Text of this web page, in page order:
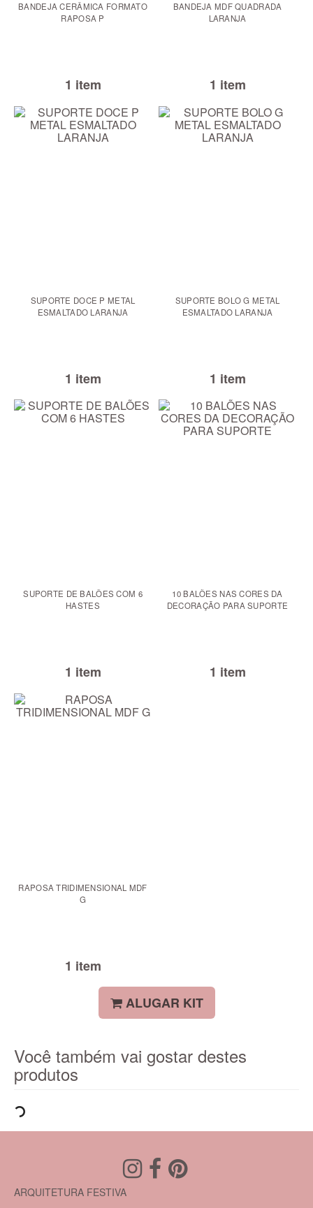
BANDEJA CERÂMICA FORMATO
RAPOSA P
1 item
BANDEJA MDF QUADRADA
LARANJA
1 item
SUPORTE DOCE P METAL
ESMALTADO LARANJA
1 item
SUPORTE BOLO G METAL
ESMALTADO LARANJA
1 item
SUPORTE DE BALÕES COM 6
HASTES
1 item
10 BALÕES NAS CORES DA
DECORAÇÃO PARA SUPORTE
1 item
RAPOSA TRIDIMENSIONAL MDF
G
1 item
ALUGAR KIT
Você também vai gostar destes
produtos
ARQUITETURA FESTIVA